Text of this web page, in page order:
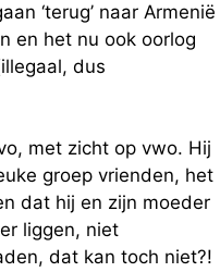
‘terug’ naar Armenië
en het nu ook oorlog
dus
met zicht op vwo. Hij
groep vrienden, het
dat hij en zijn moeder
liggen, niet
dat kan toch niet?!